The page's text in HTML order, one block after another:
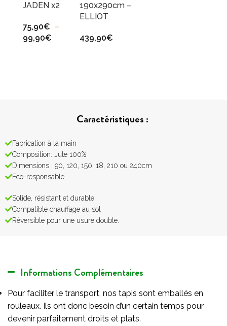
JADEN x2
75,90€ –
99,90€
190x290cm –
ELLIOT
439,90€
Caractéristiques :
Fabrication à la main
Composition: Jute 100%
Dimensions : 90, 120, 150, 18, 210 ou 240cm
Eco-responsable
Solide, résistant et durable
Compatible chauffage au sol
Réversible pour une usure double.
Informations Complémentaires
Pour faciliter le transport, nos tapis sont emballés en
rouleaux. Ils ont donc besoin d’un certain temps pour
devenir parfaitement droits et plats.